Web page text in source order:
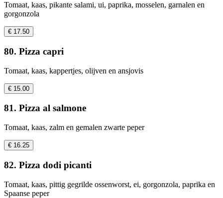
Tomaat, kaas, pikante salami, ui, paprika, mosselen, garnalen en
gorgonzola
€ 17.50
80. Pizza capri
Tomaat, kaas, kappertjes, olijven en ansjovis
€ 15.00
81. Pizza al salmone
Tomaat, kaas, zalm en gemalen zwarte peper
€ 16.25
82. Pizza dodi picanti
Tomaat, kaas, pittig gegrilde ossenworst, ei, gorgonzola, paprika en
Spaanse peper